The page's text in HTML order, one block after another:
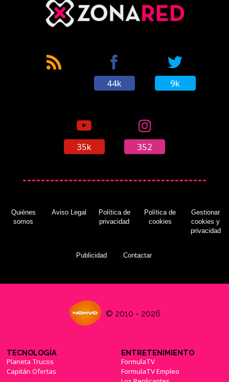
44k 9k
35k 352
Quiénes
somos
Aviso Legal
Política de
privacidad
Política de
cookies
Gestionar
cookies y
privacidad
Publicidad Contactar
© 2010 - 2026
TECNOLOGÍA
Planeta Trucos
Capitán Ofertas
ENTRETENIMIENTO
FormulaTV
FormulaTV Empleo